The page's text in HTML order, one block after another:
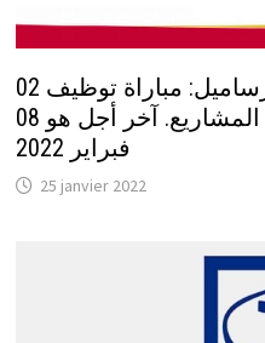
الهيئة المغربية لسوق الرساميل: مباراة توظيف 02
مكلفان بمساعدة إدارة المشاريع. آخر أجل هو 08
فبراير 2022
25 janvier 2022